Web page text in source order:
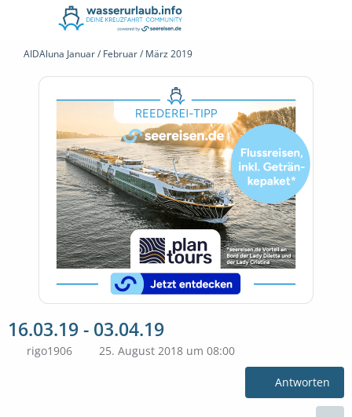
AIDAluna Januar / Februar / März 2019
16.03.19 - 03.04.19
rigo1906 25. August 2018 um 08:00
Antworten